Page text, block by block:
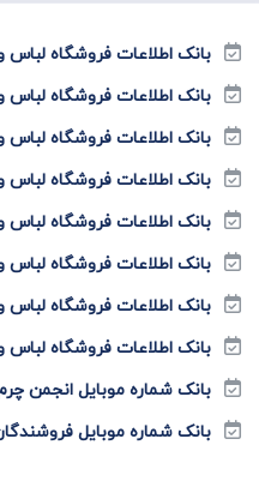
بانک اطلاعات فروشگاه
بانک اطلاعات فروشگاه
بانک اطلاعات فروشگاه
بانک اطلاعات فروشگاه
بانک اطلاعات فروشگاه
بانک اطلاعات فروشگاه
بانک اطلاعات فروشگاه
بانک اطلاعات فروشگاه
بانک شماره موبایل انجمن
بانک شماره موبایل